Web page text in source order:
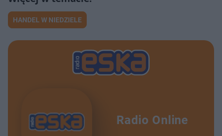
HANDEL W NIEDZIELE
Radio Online